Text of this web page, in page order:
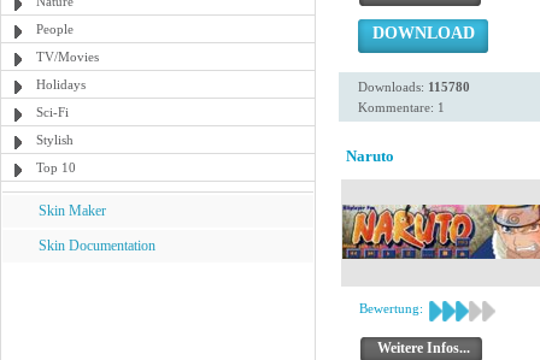
People
TV/Movies
Holidays
Sci-Fi
Stylish
Top 10
Skin Maker
Skin Documentation
DOWNLOAD
Downloads: 115780
Kommentare: 1
Naruto
Bewertung:
Weitere Infos...